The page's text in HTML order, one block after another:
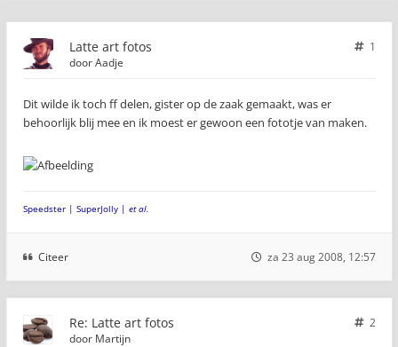
Latte art fotos
1
doorAadje
Dit wilde ik toch ff delen, gister op de zaak gemaakt, was er
behoorlijk blij mee en ik moest er gewoon een fototje van maken.
Speedster | SuperJolly | et al.
Citeer za 23 aug 2008, 12:57
Re: Latte art fotos
2
door Martijn